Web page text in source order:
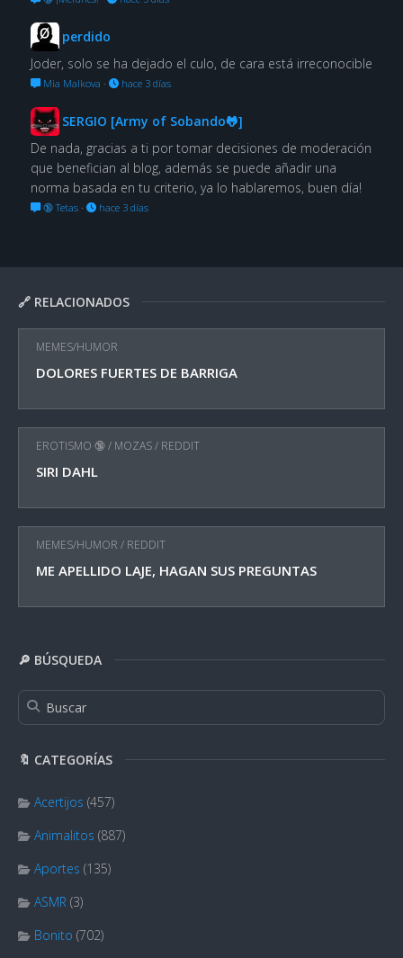
🔗 RELACIONADOS
MEMES/HUMOR
DOLORES FUERTES DE BARRIGA
EROTISMO 🔞/ MOZAS/ REDDIT
SIRI DAHL
MEMES/HUMOR / REDDIT
ME APELLIDO LAJE, HAGAN SUS PREGUNTAS
🔎 BÚSQUEDA
🔖 CATEGORÍAS
Acertijos (457)
Animalitos (887)
Aportes (135)
ASMR (3)
Bonito (702)
perdido
Joder, solo se ha dejado el culo, de cara está irreconocible
Mia Malkova · hace 3 días
SERGIO [Army of Sobando🐸]
De nada, gracias a ti por tomar decisiones de moderación
que benefician al blog, además se puede añadir una
norma basada en tu criterio, ya lo hablaremos, buen día!
🔞 Tetas· hace 3 días